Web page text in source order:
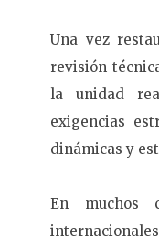
Una vez
revisión
la unidad
exigencias
dinámicas y
En muchos